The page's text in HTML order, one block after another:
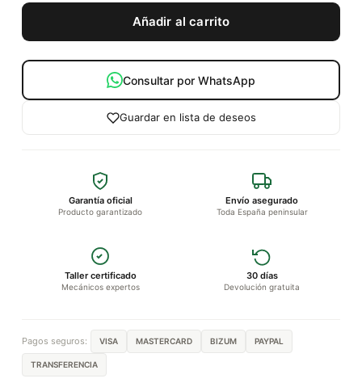
Añadir al carrito
Consultar por WhatsApp
Guardar en lista de deseos
Garantía oficial
Producto garantizado
Envío asegurado
Toda España peninsular
Taller certificado
Mecánicos expertos
30 días
Devolución gratuita
Pagos seguros: VISA MASTERCARD BIZUM PAYPAL
TRANSFERENCIA